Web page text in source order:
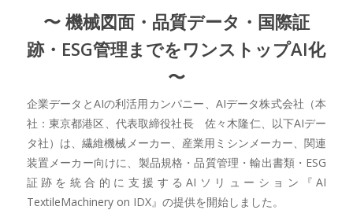
〜 機械図面・品質データ・国際証
跡・ESG管理までをワンストップAI化
〜
企業データとAIの利活用カンパニー、AIデータ株式会社（本
社：東京都港区、代表取締役社長 佐々木隆仁、以下AIデー
タ社）は、繊維機械メーカー、産業用ミシンメーカー、関連
装置メーカー向けに、製品規格・品質管理・輸出書類・ESG
証跡を統合的に支援するAIソリューション『AI
TextileMachinery on IDX』の提供を開始しました。